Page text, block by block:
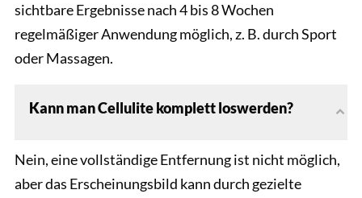
sichtbare Ergebnisse nach 4 bis 8 Wochen
regelmäßiger Anwendung möglich, z. B. durch Sport
oder Massagen.
Kann man Cellulite komplett loswerden?
Nein, eine vollständige Entfernung ist nicht möglich,
aber das Erscheinungsbild kann durch gezielte